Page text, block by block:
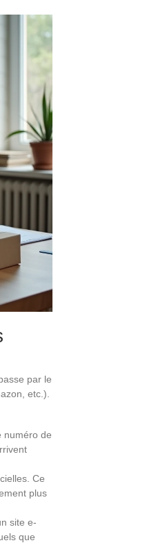
par le
etc.).
numéro de
Ce
plus
site e-
que